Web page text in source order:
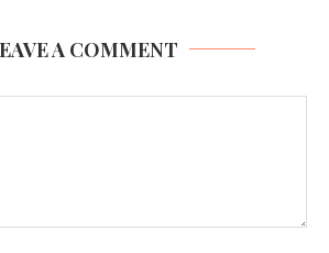
A COMMENT